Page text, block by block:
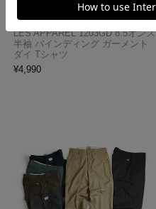
ロサンゼルスアパレル LOSANGE
LES APPAREL 1203GD 8.5オンス
半袖 バインディング ガーメント
ダイ Tシャツ
¥4,990